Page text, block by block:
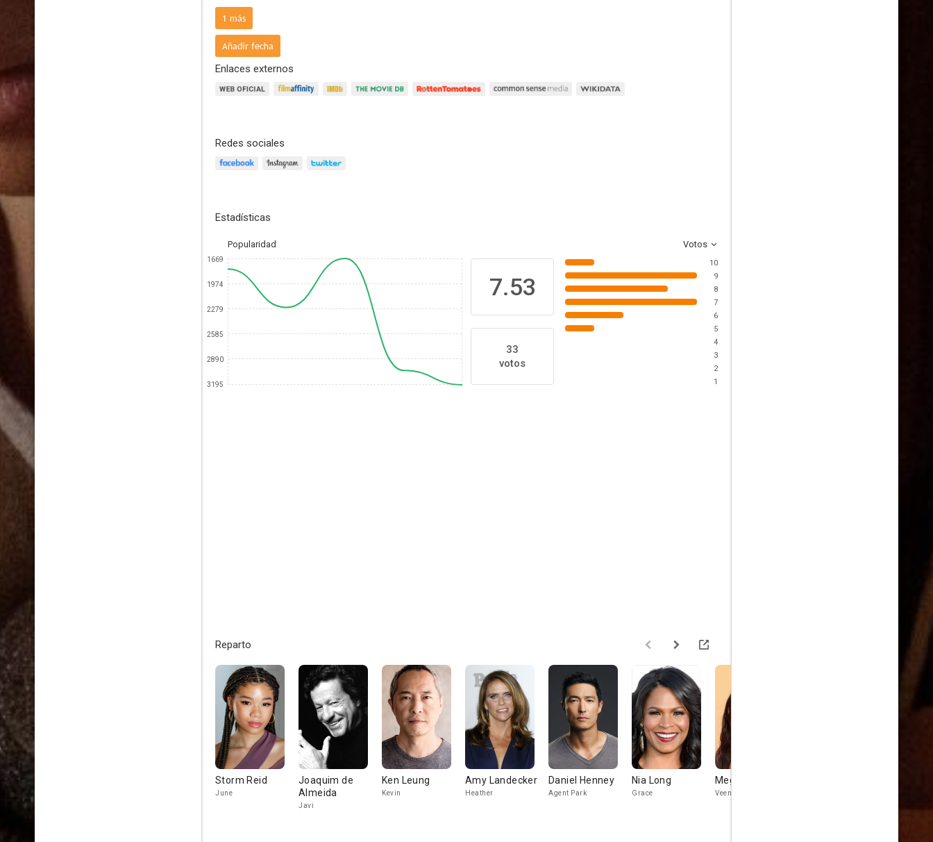
Francia:
- Frances:
1 más
Añadir fecha
Enlaces externos
Redes sociales
Estadísticas
Popularidad Votos
1669
1974
2279
2585
2890
3195
7.53
33
votos
10
9
8
7
6
5
4
3
2
1
Reparto
Storm Reid
June
Joaquim de
Almeida
Javi
Ken Leung
Kevin
Amy Landecker
Heather
Daniel Henney
Agent Park
Nia Long
Grace
Megan Suri
Veena